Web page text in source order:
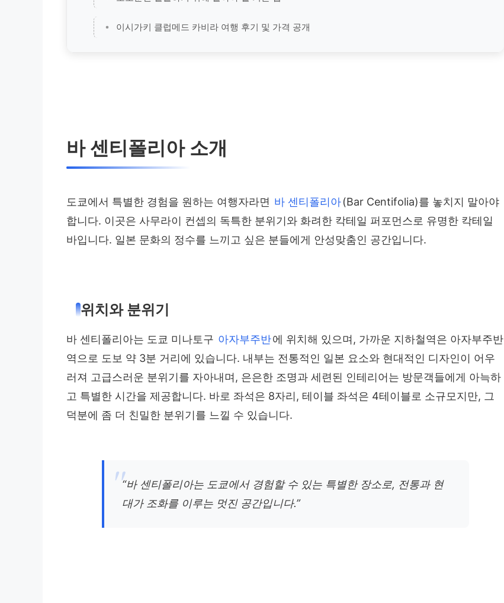
이시가키 클럽메드 카비라 여행 후기 및 가격 공개
바 센티폴리아 소개
도쿄에서 특별한 경험을 원하는 여행자라면 바 센티폴리아(Bar Centifolia)를 놓치지 말아야
합니다. 이곳은 사무라이 컨셉의 독특한 분위기와 화려한 칵테일 퍼포먼스로 유명한 칵테일
바입니다. 일본 문화의 정수를 느끼고 싶은 분들에게 안성맞춤인 공간입니다.
위치와 분위기
바 센티폴리아는 도쿄 미나토구 아자부주반에 위치해 있으며, 가까운 지하철역은 아자부주반
역으로 도보 약 3분 거리에 있습니다. 내부는 전통적인 일본 요소와 현대적인 디자인이 어우
러져 고급스러운 분위기를 자아내며, 은은한 조명과 세련된 인테리어는 방문객들에게 아늑하
고 특별한 시간을 제공합니다. 바로 좌석은 8자리, 테이블 좌석은 4테이블로 소규모지만, 그
덕분에 좀 더 친밀한 분위기를 느낄 수 있습니다.
“바 센티폴리아는 도쿄에서 경험할 수 있는 특별한 장소로, 전통과 현
대가 조화를 이루는 멋진 공간입니다.”